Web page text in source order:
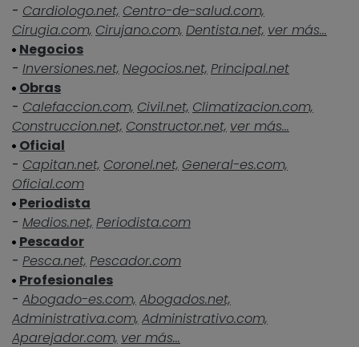
- Cardiologo.net, Centro-de-salud.com,
Cirugia.com, Cirujano.com, Dentista.net, ver más...
Negocios
- Inversiones.net, Negocios.net, Principal.net
Obras
- Calefaccion.com, Civil.net, Climatizacion.com,
Construccion.net, Constructor.net, ver más...
Oficial
- Capitan.net, Coronel.net, General-es.com,
Oficial.com
Periodista
- Medios.net, Periodista.com
Pescador
- Pesca.net, Pescador.com
Profesionales
- Abogado-es.com, Abogados.net,
Administrativa.com, Administrativo.com,
Aparejador.com, ver más...